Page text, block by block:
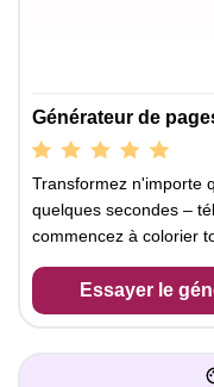
Générateur de
Transformez n'importe
quelques secondes –
commencez à colorier
Essayer le